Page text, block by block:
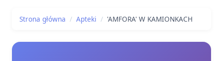
Strona główna Apteki 'AMFORA' W KAMIONKACH